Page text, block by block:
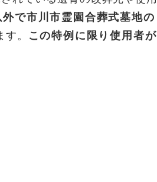
外で市川市霊園合葬式墓地の
。
この特例に限り使用者が